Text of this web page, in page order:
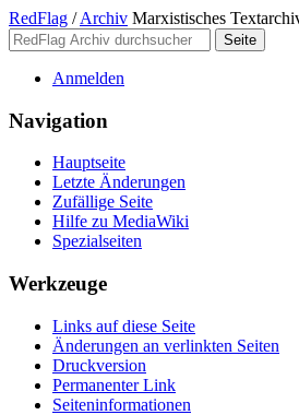
RedFlag / Archiv Marxistisches
Anmelden
Navigation
Hauptseite
Letzte Änderungen
Zufällige Seite
Hilfe zu MediaWiki
Spezialseiten
Werkzeuge
Links auf diese Seite
Änderungen an verlinkten Seiten
Druckversion
Permanenter Link
Seiten­­informationen